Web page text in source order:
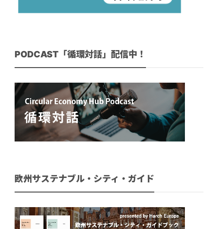
PODCAST「循環対話」配信中！
欧州サステナブル・シティ・ガイド